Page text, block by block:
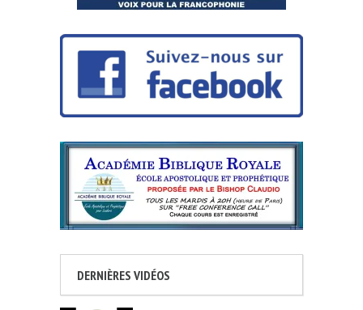
DERNIÈRES VIDÉOS